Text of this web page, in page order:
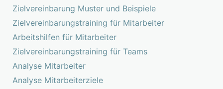
Zielvereinbarung Muster und Beispiele
Zielvereinbarungstraining für Mitarbeiter
Arbeitshilfen für Mitarbeiter
Zielvereinbarungstraining für Teams
Analyse Mitarbeiter
Analyse Mitarbeiterziele